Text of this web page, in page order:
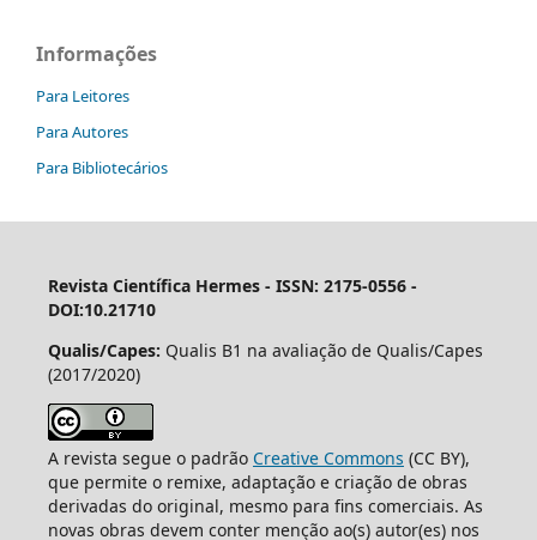
Informações
Para Leitores
Para Autores
Para Bibliotecários
Revista Científica Hermes - ISSN: 2175-0556 -
DOI:10.21710
Qualis/Capes: Qualis B1 na avaliação de Qualis/Capes
(2017/2020)
A revista segue o padrão Creative Commons (CC BY),
que permite o remixe, adaptação e criação de obras
derivadas do original, mesmo para fins comerciais. As
novas obras devem conter menção ao(s) autor(es) nos